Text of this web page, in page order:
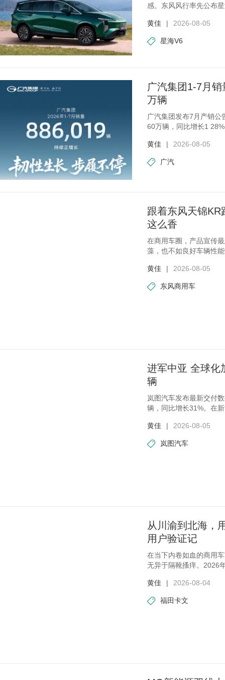
感。东风风行率先公布
黄佳
| 2026-08-05
星海V6
广汽集团1-7月
万辆
广汽集团发布7月产销
60万辆，同比增长1
黄佳
| 2026-08-05
广汽
跟着东风天锦KR
这么香
在商用车圈，产品宣传
藻，也不如良好车辆性
黄佳 | 2026-08-05
东风商用车
进军中亚 全球化
辆
岚图汽车发布最新交付
辆，同比增长31%。在
黄佳
| 2026-08-05
岚图汽车
从川渝到北海，
用户验证记
在当下内卷如血的商用
无异于隔靴搔痒。2026
黄佳
| 2026-08-04
福田卡文